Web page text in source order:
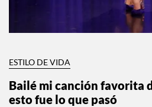
ESTILO DE VIDA
Bailé mi canción favorita
esto fue lo que pasó